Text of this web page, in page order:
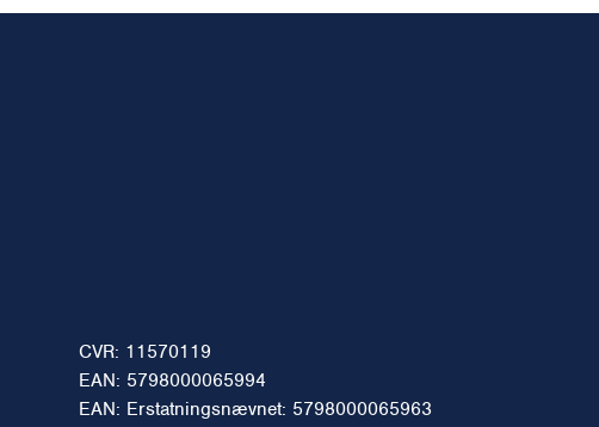
CVR: 11570119
EAN: 5798000065994
EAN: Erstatningsnævnet: 5798000065963